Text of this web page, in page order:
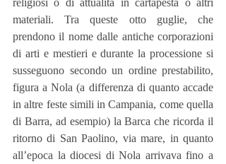
religiosi o di attualità in cartapesta o altri
materiali. Tra queste otto guglie, che
prendono il nome dalle antiche corporazioni
di arti e mestieri e durante la processione si
susseguono secondo un ordine prestabilito,
figura a Nola (a differenza di quanto accade
in altre feste simili in Campania, come quella
di Barra, ad esempio) la Barca che ricorda il
ritorno di San Paolino, via mare, in quanto
all’epoca la diocesi di Nola arrivava fino a